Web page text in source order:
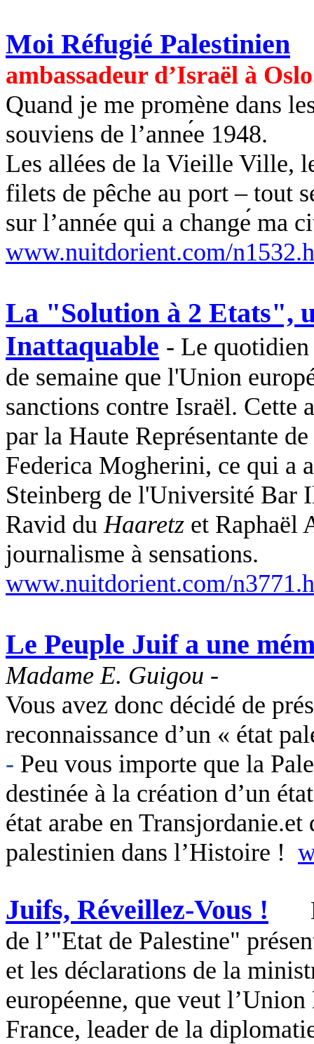
Moi Réfugié Palestinien
ambassadeur d’Israël à
Quand je me promène dans
souviens de l’annee 1948.
Les allées de la Vieille Ville,
filets de pêche au port – tout
sur l’année qui a change ma
www.nuitdorient.com/
La "Solution à 2 Etats",
Inattaquable - Le
de semaine que l'Union
sanctions contre Israël. Cette
par la Haute Représentante
Federica Mogherini, ce qui a
Steinberg de l'Université Bar
Ravid duHaaretz et Raphaël
journalisme à sensations.
www.nuitdorient.com/
Le Peuple Juif a une
Madame E. Guigou -
Vous avez donc décidé de
reconnaissance d’un « état
- Peu vous importe que la
destinée à la création d’un
état arabe en Transjordanie.et
palestinien dans l’Histoire !
Juifs, Réveillez-Vous !
de l’"Etat de Palestine"
et les déclarations de la
européenne, que veut
France, leader de la